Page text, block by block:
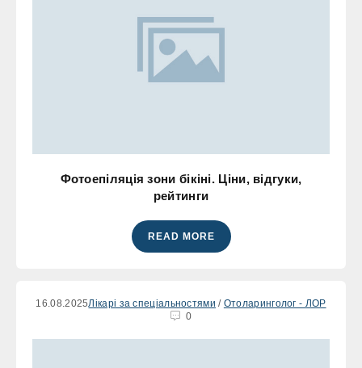
Фотоепіляція зони бікіні. Ціни, відгуки,
рейтинги
READ MORE
16.08.2025Лікарі за спеціальностями / Отоларинголог - ЛОР
0